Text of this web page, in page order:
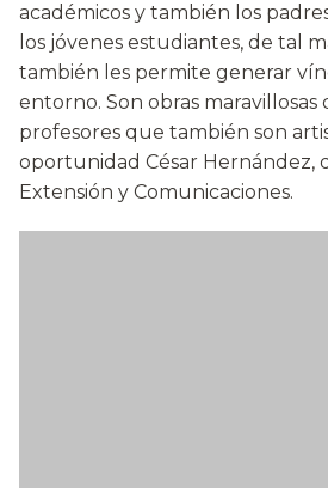
académicos y también los
los jóvenes estudiantes, de tal
también les permite generar
entorno. Son obras
profesores que también son
oportunidad César Hernández,
Extensión y Comunicaciones.